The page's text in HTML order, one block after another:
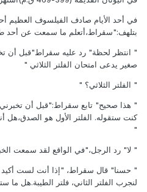
في أحد الأيام صادف الفيلسوف العظيم
بتلهف:"سقراط،أتعلم ما سمعت عن أحد
" انتظر لحظة" رد عليه سقراط"قبل أن
صغير يدعى امتحان الفلتر الثلاثي "
" الفلتر الثلاثي؟ "
" هذا صحيح" تابع سقراط:"قبل أن تخبرني
كنت ستقوله. الفلتر الأول هو الصدق،هل
"
" لا" رد الرجل،"في الواقع لقد سمعت
" حسنا" قال سقراط، "إذا أنت لست
لنجرب الفلتر الثاني، فلتر الطيبة.هل